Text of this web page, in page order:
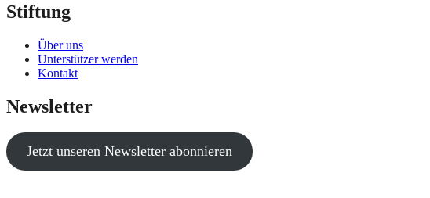
Stiftung
Über uns
Unterstützer werden
Kontakt
Newsletter
Jetzt unseren Newsletter abonnieren